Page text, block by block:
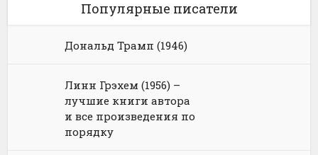
Популярные писатели
Дональд Трамп (1946)
Линн Грэхем (1956) –
лучшие книги автора
и все произведения по
порядку